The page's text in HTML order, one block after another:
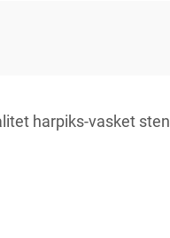
harpiks-vasket sten